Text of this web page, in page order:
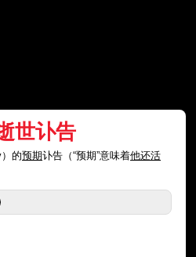
世讣告
的预期讣告（“预期”意味着他还活